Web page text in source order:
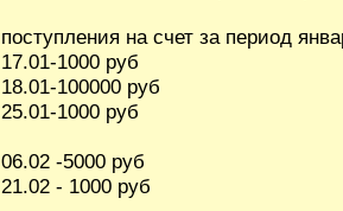
поступления на счет за период
17.01-1000 руб
18.01-100000 руб
25.01-1000 руб
06.02 -5000 руб
21.02 - 1000 руб